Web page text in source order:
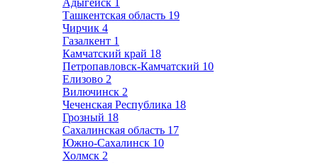
Адыгейск 1
Ташкентская область 19
Чирчик 4
Газалкент 1
Камчатский край 18
Петропавловск-Камчатский 10
Елизово 2
Вилючинск 2
Чеченская Республика 18
Грозный 18
Сахалинская область 17
Южно-Сахалинск 10
Холмск 2